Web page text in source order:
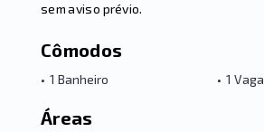
sem aviso prévio.
Cômodos
• 1 Banheiro • 1 Vaga
Áreas